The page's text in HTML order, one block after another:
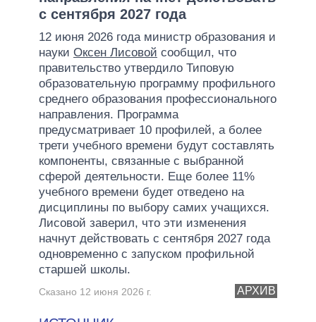
с сентября 2027 года
12 июня 2026 года министр образования и
науки Оксен Лисовой сообщил, что
правительство утвердило Типовую
образовательную программу профильного
среднего образования профессионального
направления. Программа
предусматривает 10 профилей, а более
трети учебного времени будут составлять
компоненты, связанные с выбранной
сферой деятельности. Еще более 11%
учебного времени будет отведено на
дисциплины по выбору самих учащихся.
Лисовой заверил, что эти изменения
начнут действовать с сентября 2027 года
одновременно с запуском профильной
старшей школы.
АРХИВ
Сказано 12 июня 2026 г.